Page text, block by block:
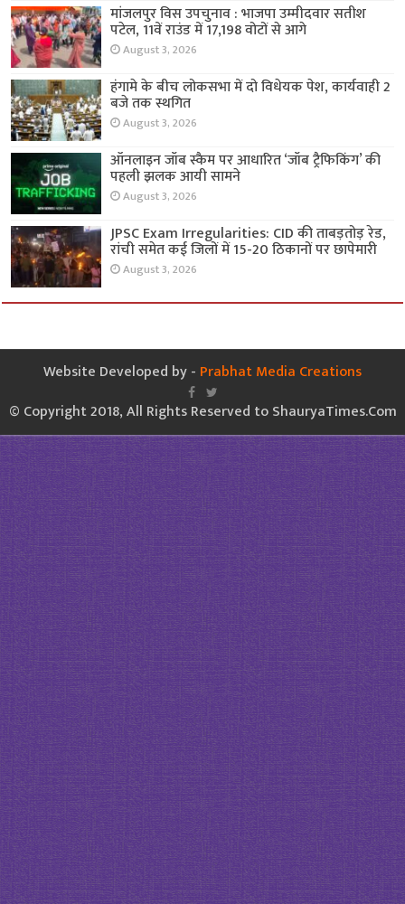
मांजलपुर विस उपचुनाव : भाजपा उम्मीदवार सतीश
पटेल, 11वें राउंड में 17,198 वोटों से आगे
August 3, 2026
हंगामे के बीच लोकसभा में दो विधेयक पेश, कार्यवाही 2
बजे तक स्थगित
August 3, 2026
ऑनलाइन जॉब स्कैम पर आधारित ‘जॉब ट्रैफिकिंग’ की
पहली झलक आयी सामने
August 3, 2026
JPSC Exam Irregularities: CID की ताबड़तोड़ रेड,
रांची समेत कई जिलों में 15-20 ठिकानों पर छापेमारी
August 3, 2026
Website Developed by - Prabhat Media Creations
© Copyright 2018, All Rights Reserved to ShauryaTimes.Com